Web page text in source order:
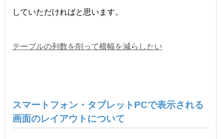
していただければと思います。
テーブルの列数を削って横幅を減らしたい
スマートフォン・タブレットPCで表示される
画面のレイアウトについて